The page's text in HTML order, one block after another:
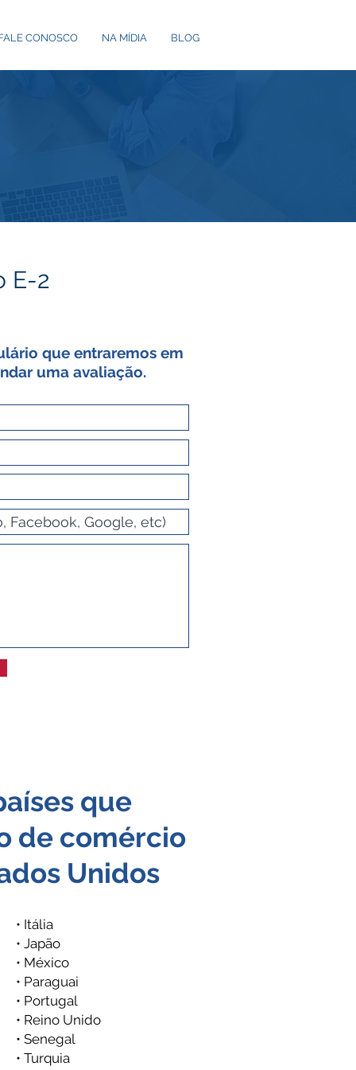
CONOSCO NA MÍDIA BLOG
E-2
que entraremos em
uma avaliação.
que
de comércio
Unidos
• Itália
• Japão
• México
• Paraguai
• Portugal
• Reino Unido
• Senegal
• Turquia